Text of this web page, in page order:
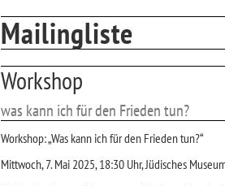
Mailingliste
Workshop
was kann ich für den Frieden tun?
Workshop: „Was kann ich für den Frieden tun?“
Mittwoch, 7. Mai 2025, 18:30 Uhr, Jüdisches